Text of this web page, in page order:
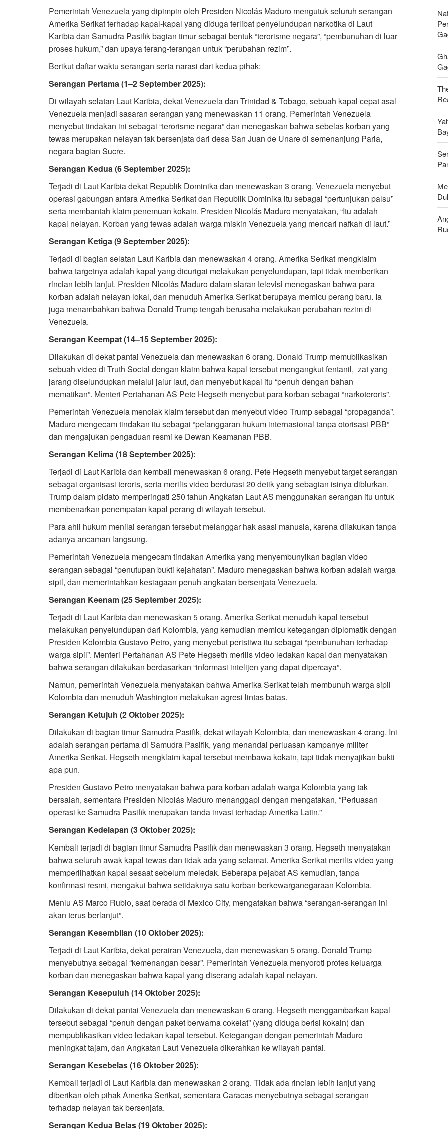
Pemerintah Venezuela yang dipimpin oleh Presiden Nicolás Maduro mengutuk seluruh serangan
Amerika Serikat terhadap kapal-kapal yang diduga terlibat penyelundupan narkotika di Laut
Karibia dan Samudra Pasifik bagian timur sebagai bentuk “terorisme negara”, “pembunuhan di luar
proses hukum,” dan upaya terang-terangan untuk “perubahan rezim”.
Berikut daftar waktu serangan serta narasi dari kedua pihak:
Serangan Pertama (1–2 September 2025):
Di wilayah selatan Laut Karibia, dekat Venezuela dan Trinidad & Tobago, sebuah kapal cepat asal
Venezuela menjadi sasaran serangan yang menewaskan 11 orang. Pemerintah Venezuela
menyebut tindakan ini sebagai “terorisme negara” dan menegaskan bahwa sebelas korban yang
tewas merupakan nelayan tak bersenjata dari desa San Juan de Unare di semenanjung Paria,
negara bagian Sucre.
Serangan Kedua (6 September 2025):
Terjadi di Laut Karibia dekat Republik Dominika dan menewaskan 3 orang. Venezuela menyebut
operasi gabungan antara Amerika Serikat dan Republik Dominika itu sebagai “pertunjukan palsu”
serta membantah klaim penemuan kokain. Presiden Nicolás Maduro menyatakan, “Itu adalah
kapal nelayan. Korban yang tewas adalah warga miskin Venezuela yang mencari nafkah di laut.”
Serangan Ketiga (9 September 2025):
Terjadi di bagian selatan Laut Karibia dan menewaskan 4 orang. Amerika Serikat mengklaim
bahwa targetnya adalah kapal yang dicurigai melakukan penyelundupan, tapi tidak memberikan
rincian lebih lanjut. Presiden Nicolás Maduro dalam siaran televisi menegaskan bahwa para
korban adalah nelayan lokal, dan menuduh Amerika Serikat berupaya memicu perang baru. Ia
juga menambahkan bahwa Donald Trump tengah berusaha melakukan perubahan rezim di
Venezuela.
Serangan Keempat (14–15 September 2025):
Dilakukan di dekat pantai Venezuela dan menewaskan 6 orang. Donald Trump memublikasikan
sebuah video di Truth Social dengan klaim bahwa kapal tersebut mengangkut fentanil, zat yang
jarang diselundupkan melalui jalur laut, dan menyebut kapal itu “penuh dengan bahan
mematikan”. Menteri Pertahanan AS Pete Hegseth menyebut para korban sebagai “narkoteroris”.
Pemerintah Venezuela menolak klaim tersebut dan menyebut video Trump sebagai “propaganda”.
Maduro mengecam tindakan itu sebagai “pelanggaran hukum internasional tanpa otorisasi PBB”
dan mengajukan pengaduan resmi ke Dewan Keamanan PBB.
Serangan Kelima (18 September 2025):
Terjadi di Laut Karibia dan kembali menewaskan 6 orang. Pete Hegseth menyebut target serangan
sebagai organisasi teroris, serta merilis video berdurasi 20 detik yang sebagian isinya diblurkan.
Trump dalam pidato memperingati 250 tahun Angkatan Laut AS menggunakan serangan itu untuk
membenarkan penempatan kapal perang di wilayah tersebut.
Para ahli hukum menilai serangan tersebut melanggar hak asasi manusia, karena dilakukan tanpa
adanya ancaman langsung.
Pemerintah Venezuela mengecam tindakan Amerika yang menyembunyikan bagian video
serangan sebagai “penutupan bukti kejahatan”. Maduro menegaskan bahwa korban adalah warga
sipil, dan memerintahkan kesiagaan penuh angkatan bersenjata Venezuela.
Serangan Keenam (25 September 2025):
Terjadi di Laut Karibia dan menewaskan 5 orang. Amerika Serikat menuduh kapal tersebut
melakukan penyelundupan dari Kolombia, yang kemudian memicu ketegangan diplomatik dengan
Presiden Kolombia Gustavo Petro, yang menyebut peristiwa itu sebagai “pembunuhan terhadap
warga sipil”. Menteri Pertahanan AS Pete Hegseth merilis video ledakan kapal dan menyatakan
bahwa serangan dilakukan berdasarkan “informasi intelijen yang dapat dipercaya”.
Namun, pemerintah Venezuela menyatakan bahwa Amerika Serikat telah membunuh warga sipil
Kolombia dan menuduh Washington melakukan agresi lintas batas.
Serangan Ketujuh (2 Oktober 2025):
Dilakukan di bagian timur Samudra Pasifik, dekat wilayah Kolombia, dan menewaskan 4 orang. Ini
adalah serangan pertama di Samudra Pasifik, yang menandai perluasan kampanye militer
Amerika Serikat. Hegseth mengklaim kapal tersebut membawa kokain, tapi tidak menyajikan bukti
apa pun.
Presiden Gustavo Petro menyatakan bahwa para korban adalah warga Kolombia yang tak
bersalah, sementara Presiden Nicolás Maduro menanggapi dengan mengatakan, “Perluasan
operasi ke Samudra Pasifik merupakan tanda invasi terhadap Amerika Latin.”
Serangan Kedelapan (3 Oktober 2025):
Kembali terjadi di bagian timur Samudra Pasifik dan menewaskan 3 orang. Hegseth menyatakan
bahwa seluruh awak kapal tewas dan tidak ada yang selamat. Amerika Serikat merilis video yang
memperlihatkan kapal sesaat sebelum meledak. Beberapa pejabat AS kemudian, tanpa
konfirmasi resmi, mengakui bahwa setidaknya satu korban berkewarganegaraan Kolombia.
Menlu AS Marco Rubio, saat berada di Mexico City, mengatakan bahwa “serangan-serangan ini
akan terus berlanjut”.
Serangan Kesembilan (10 Oktober 2025):
Terjadi di Laut Karibia, dekat perairan Venezuela, dan menewaskan 5 orang. Donald Trump
menyebutnya sebagai “kemenangan besar”. Pemerintah Venezuela menyoroti protes keluarga
korban dan menegaskan bahwa kapal yang diserang adalah kapal nelayan.
Serangan Kesepuluh (14 Oktober 2025):
Dilakukan di dekat pantai Venezuela dan menewaskan 6 orang. Hegseth menggambarkan kapal
tersebut sebagai “penuh dengan paket berwarna cokelat” (yang diduga berisi kokain) dan
mempublikasikan video ledakan kapal tersebut. Ketegangan dengan pemerintah Maduro
meningkat tajam, dan Angkatan Laut Venezuela dikerahkan ke wilayah pantai.
Serangan Kesebelas (16 Oktober 2025):
Kembali terjadi di Laut Karibia dan menewaskan 2 orang. Tidak ada rincian lebih lanjut yang
diberikan oleh pihak Amerika Serikat, sementara Caracas menyebutnya sebagai serangan
terhadap nelayan tak bersenjata.
Serangan Kedua Belas (19 Oktober 2025):